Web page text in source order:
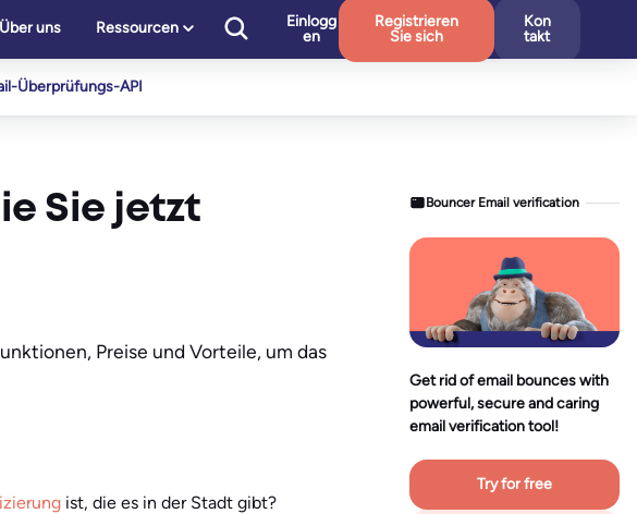
Über uns Ressourcen
Einlogg
en
Registrieren
Sie sich
Kon
takt
Überprüfungs-API
Sie jetzt
Preise und Vorteile, um das
ist, die es in der Stadt gibt?
Bouncer Email verification
Get rid of email bounces with
powerful, secure and caring
email verification tool!
Try for free